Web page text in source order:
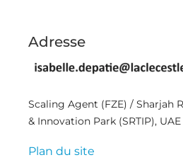
Adresse
Scaling Agent (FZE) / Sharjah
& Innovation Park (SRTIP), UAE
Plan du site